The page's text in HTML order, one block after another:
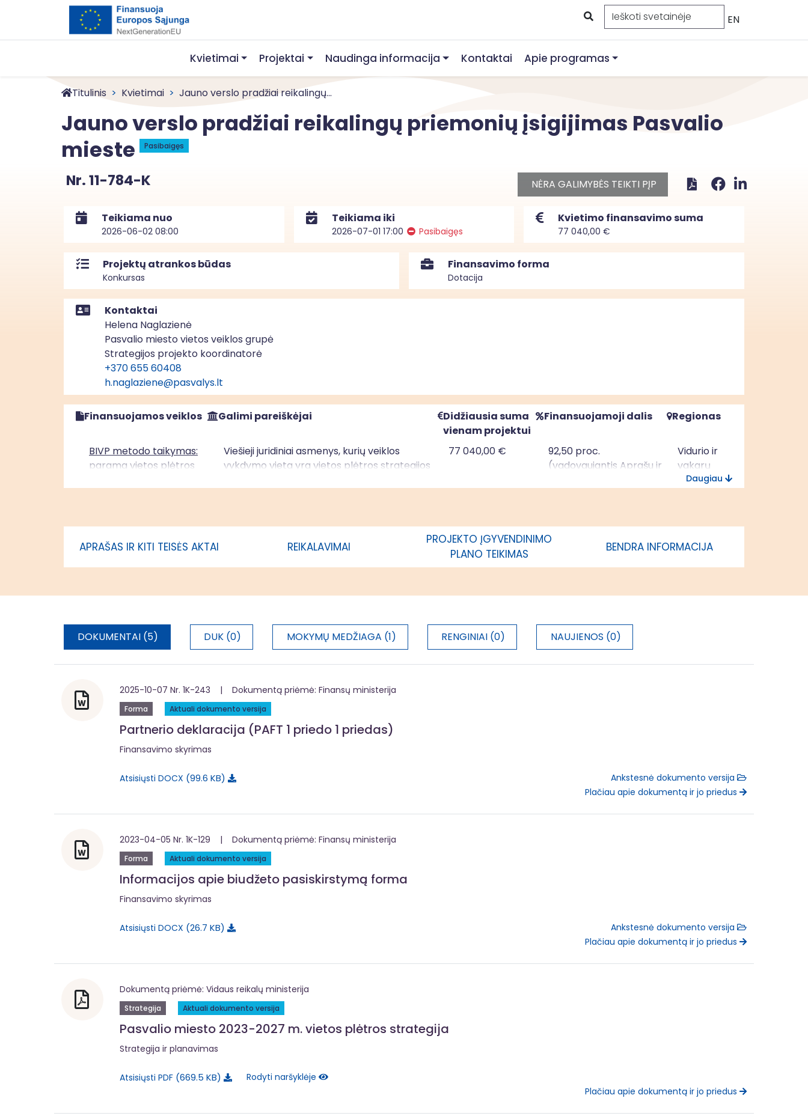
EN
Kvietimai Projektai Naudinga informacija Kontaktai Apie programas
Titulinis Kvietimai Jauno verslo pradžiai reikalingų...
Jauno verslo pradžiai reikalingų priemonių įsigijimas Pasvalio
mieste
Pasibaigęs
Nr. 11-784-K NĖRA GALIMYBĖS TEIKTI PĮP
Teikiama nuo
2026-06-02 08:00
Teikiama iki
2026-07-01 17:00 Pasibaigęs
Kvietimo finansavimo suma
77 040,00 €
Projektų atrankos būdas
Konkursas
Finansavimo forma
Dotacija
Kontaktai
Helena Naglazienė
Pasvalio miesto vietos veiklos grupė
Strategijos projekto koordinatorė
+370 655 60408
h.naglaziene@pasvalys.lt
Finansuojamos veiklos Galimi pareiškėjai
Didžiausia suma
vienam projektui
Finansuojamoji dalis Regionas
BIVP metodo taikymas:
parama vietos plėtros
Viešieji juridiniai asmenys, kurių veiklos
vykdymo vieta yra vietos plėtros strategijos
teritorijoje; savivaldybės, kurios teritorijoje
administracija
77 040,00 €
92,50 proc.
(vadovaujantis Aprašu ir
Vidurio ir
vakarų
Lietuvos
Daugiau
APRAŠAS IR KITI TEISĖS AKTAI REIKALAVIMAI
PROJEKTO ĮGYVENDINIMO
PLANO TEIKIMAS
BENDRA INFORMACIJA
DOKUMENTAI (5) DUK (0) MOKYMŲ MEDŽIAGA (1) RENGINIAI (0) NAUJIENOS (0)
2025-10-07 Nr. 1K-243 | Dokumentą priėmė: Finansų ministerija
Forma Aktuali dokumento versija
Partnerio deklaracija (PAFT 1 priedo 1 priedas)
Finansavimo skyrimas
Atsisiųsti DOCX 99.6 KB
Ankstesnė dokumento versija
Plačiau apie dokumentą ir jo priedus
2023-04-05 Nr. 1K-129 | Dokumentą priėmė: Finansų ministerija
Forma Aktuali dokumento versija
Informacijos apie biudžeto pasiskirstymą forma
Finansavimo skyrimas
Atsisiųsti DOCX 26.7 KB
Ankstesnė dokumento versija
Plačiau apie dokumentą ir jo priedus
Dokumentą priėmė: Vidaus reikalų ministerija
Strategija Aktuali dokumento versija
Pasvalio miesto 2023-2027 m. vietos plėtros strategija
Strategija ir planavimas
Atsisiųsti PDF 669.5 KB
Rodyti naršyklėje
Plačiau apie dokumentą ir jo priedus